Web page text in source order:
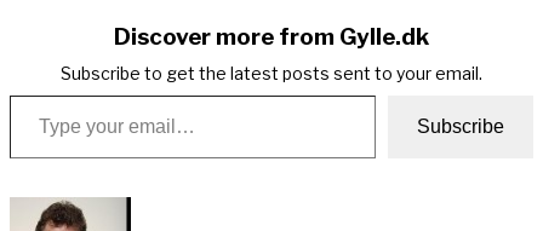
Discover more from Gylle.dk
Subscribe to get the latest posts sent to your email.
Type your email…
Subscribe